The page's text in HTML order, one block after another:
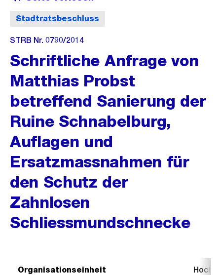
Stadtratsbeschluss
STRB Nr. 0790/2014
Schriftliche Anfrage von
Matthias Probst
betreffend Sanierung der
Ruine Schnabelburg,
Auflagen und
Ersatzmassnahmen für
den Schutz der
Zahnlosen
Schliessmundschnecke
Organisationseinheit